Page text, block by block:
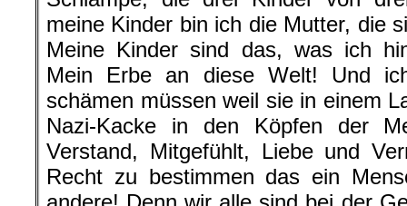
meine Kinder bin ich die Mutter, die
Meine Kinder sind das, was ich
Mein Erbe an diese Welt! Und
schämen müssen weil sie in einem
Nazi-Kacke in den Köpfen der
Verstand, Mitgefühlt, Liebe und
Recht zu bestimmen das ein